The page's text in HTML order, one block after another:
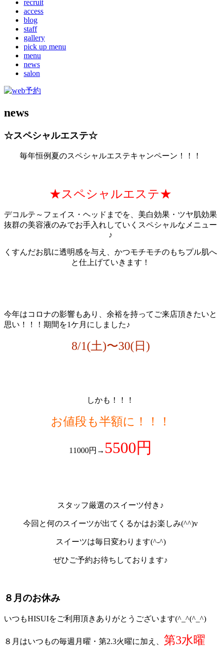
recruit
access
blog
staff
gallery
pick up menu
menu
news
salon
news
☆スペシャルエステ☆
毎年恒例夏のスペシャルエステキャンペーン！！！
★スペシャルエステ★
デコルテ～フェイス・ヘッドまでを、美白効果・ツヤ肌効果
抜群の美容液のみでお手入れしていくスペシャルなメニュー
♪
くすんだお肌に透明感を与え、かつモチモチのもちプル肌へ
と仕上げていきます！
今年はコロナの影響もあり、余裕を持ってご来店頂きたいと
思い！！！期間を1ケ月にしました♪
8/1(土)〜30(日)
しかも！！！
お値段も半額に！！！
11000円→ 5500円
スタッフ厳選のスイーツ付き♪
今回と何のスイーツが出てくるかはお楽しみ(^^)v
スイーツは毎日変わります(^-^)
ぜひご予約お待ちしております♪
８月のお休み
いつもHISUIをご利用頂きありがとうございます(^_^(^_^)
８月はいつもの毎週月曜・第2.3火曜に加え、 第3水曜